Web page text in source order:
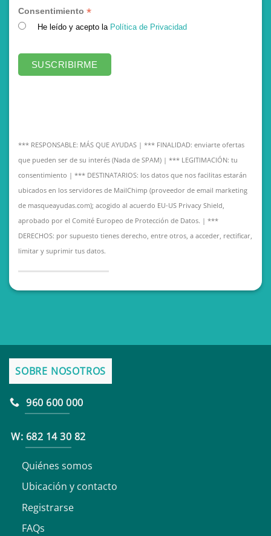
Consentimiento *
He leído y acepto la Política de Privacidad
*** RESPONSABLE: MÁS QUE AYUDAS | *** FINALIDAD: enviarte ofertas
que pueden ser de su interés (Nada de SPAM) | *** LEGITIMACIÓN: tu
consentimiento | *** DESTINATARIOS: los datos que nos facilitas estarán
ubicados en los servidores de MailChimp (proveedor de email marketing
de masqueayudas.com); acogido al acuerdo EU-US Privacy Shield,
aprobado por el Comité Europeo de Protección de Datos. | ***
DERECHOS: por supuesto tienes derecho, entre otros, a acceder, rectificar,
limitar y suprimir tus datos.
SOBRE NOSOTROS
960 600 000
W: 682 14 30 82
Quiénes somos
Ubicación y contacto
Registrarse
FAQs